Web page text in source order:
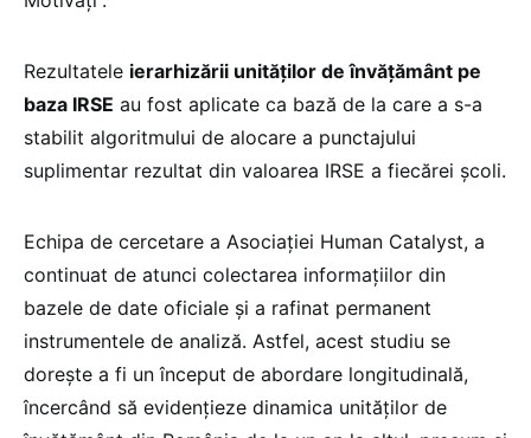
Rezultatele ierarhizării unităților de învățământ pe
baza IRSE au fost aplicate ca bază de la care a s-a
stabilit algoritmului de alocare a punctajului
suplimentar rezultat din valoarea IRSE a fiecărei școli.
Echipa de cercetare a Asociației Human Catalyst, a
continuat de atunci colectarea informațiilor din
bazele de date oficiale și a rafinat permanent
instrumentele de analiză. Astfel, acest studiu se
dorește a fi un început de abordare longitudinală,
încercând să evidențieze dinamica unităților de